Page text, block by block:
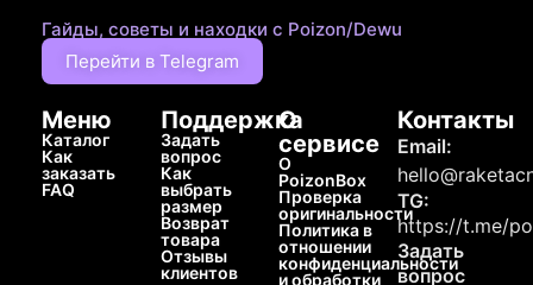
Гайды, советы и находки с Poizon/Dewu
Перейти в Telegram
Меню
Каталог
Как
заказать
FAQ
Поддержка
Задать
вопрос
Как
выбрать
размер
Возврат
товара
Отзывы
клиентов
О
сервисе
О
PoizonBox
Проверка
оригинальности
Политика в
отношении
конфиденциальности
и обработки
Контакты
Email:
TG:
https://t.me/
Задать
вопрос